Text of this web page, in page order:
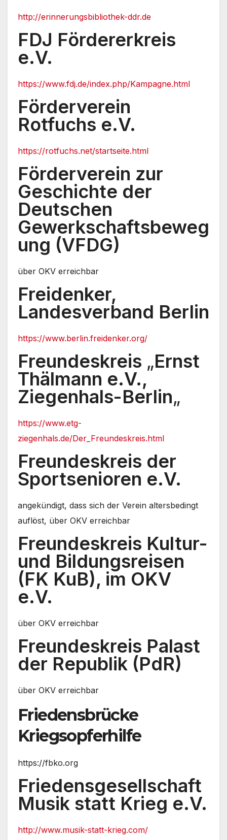
http://erinnerungsbibliothek-ddr.de
FDJ Fördererkreis
e.V.
https://www.fdj.de/index.php/Kampagne.html
Förderverein
Rotfuchs e.V.
https://rotfuchs.net/startseite.html
Förderverein zur
Geschichte der
Deutschen
Gewerkschaftsbeweg
ung (VFDG)
über OKV erreichbar
Freidenker,
Landesverband Berlin
https://www.berlin.freidenker.org/
Freundeskreis „Ernst
Thälmann e.V.,
Ziegenhals-Berlin„
https://www.etg-
ziegenhals.de/Der_Freundeskreis.html
Freundeskreis der
Sportsenioren e.V.
angekündigt, dass sich der Verein altersbedingt
auflöst, über OKV erreichbar
Freundeskreis Kultur-
und Bildungsreisen
(FK KuB), im OKV
e.V.
über OKV erreichbar
Freundeskreis Palast
der Republik (PdR)
über OKV erreichbar
Friedensbrücke
Kriegsopferhilfe
https://fbko.org
Friedensgesellschaft
Musik statt Krieg e.V.
http://www.musik-statt-krieg.com/